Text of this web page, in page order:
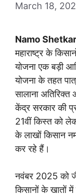
March 18,
Namo
महाराष्ट्र के
योजना एक बड़ी
योजना के तहत
सालाना अतिरिक्त
केंद्र सरकार की
21वीं किस्त को
के लाखों किसान
कर रहे हैं।
नवंबर 2025 को
किसानों के खातों